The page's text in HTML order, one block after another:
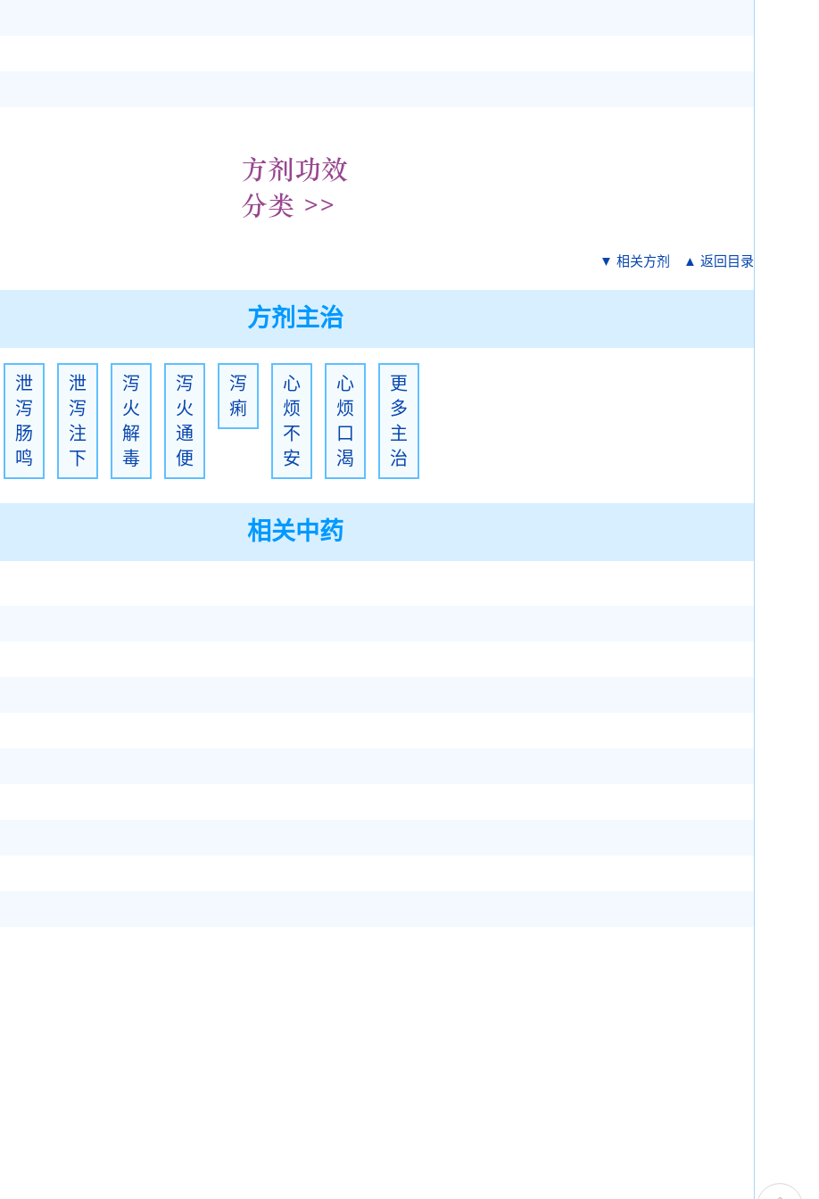
▼ 相关方剂 ▲ 返回目录
方剂主治
泄
泻
肠
鸣
泄
泻
注
下
泻
火
解
毒
泻
火
通
便
泻
痢
心
烦
不
安
心
烦
口
渴
更
多
主
治
相关中药